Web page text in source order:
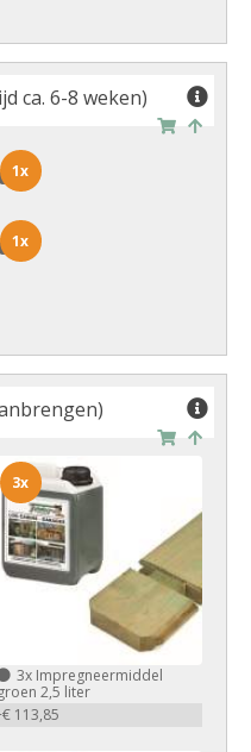
ca. 6-8 weken)
1x
1x
1x
1x
3xImpregneermiddel
groen 2,5 liter
113,85
3x